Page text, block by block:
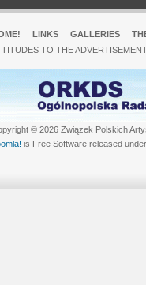
LINKS GALLERIES
TO THE
© 2026 Związek Polskich
is Free Software released